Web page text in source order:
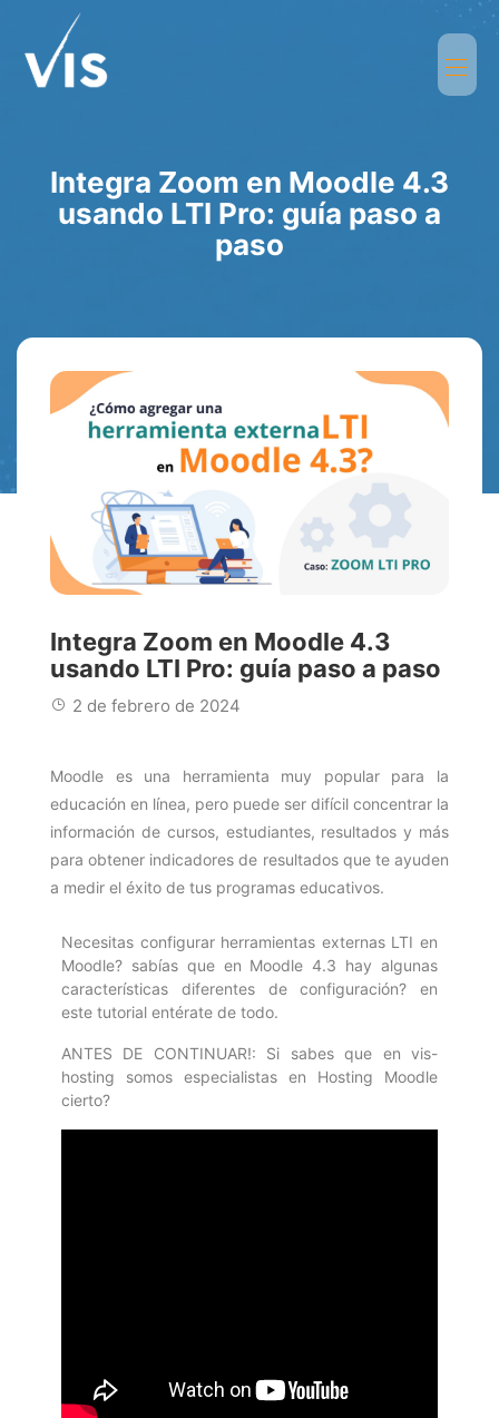
Integra Zoom en Moodle 4.3
usando LTI Pro: guía paso a
paso
Integra Zoom en Moodle 4.3
usando LTI Pro: guía paso a paso
2 de febrero de 2024
Moodle es una herramienta muy popular para la
educación en línea, pero puede ser difícil concentrar la
información de cursos, estudiantes, resultados y más
para obtener indicadores de resultados que te ayuden
a medir el éxito de tus programas educativos.
Necesitas configurar herramientas externas LTI en
Moodle? sabías que en Moodle 4.3 hay algunas
características diferentes de configuración? en
este tutorial entérate de todo.
ANTES DE CONTINUAR!: Si sabes que en vis-
hosting somos especialistas en Hosting Moodle
cierto?